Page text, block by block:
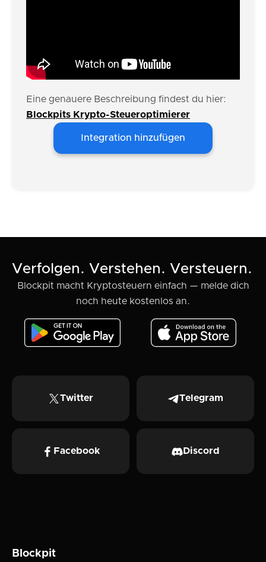
Eine genauere Beschreibung findest du hier:
Blockpits Krypto-Steueroptimierer
Integration hinzufügen
Verfolgen. Verstehen. Versteuern.
Blockpit macht Kryptosteuern einfach — melde dich
noch heute kostenlos an.
Twitter Telegram
Facebook Discord
Blockpit